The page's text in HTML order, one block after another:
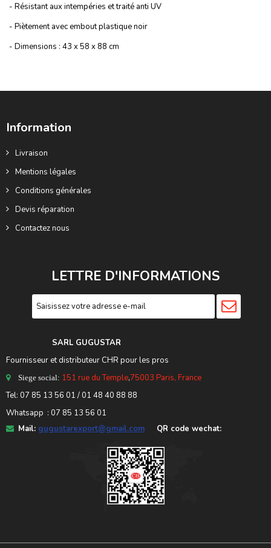
- Résistant aux intempéries et traité anti UV
- Piètement avec embout plastique noir
- Dimensions : 43 x 58 x 88 cm
Information
Livraison
Mentions légales
Conditions générales
Devis réparation
Contactez nous
LETTRE D'INFORMATIONS
SARL GUGUSTAR
Fournisseur et distributeur CHR pour les pros
Siege social: 151 rue du Temple,75003 Paris, France
Tel: 07 85 13 56 01 / 01 48 40 88 88
Whatsapp : 07 85 13 56 01
Mail: gugustarexport@gmail.com QR code wechat: